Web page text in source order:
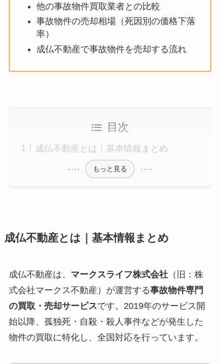
他の事故物件買取業者との比較
事故物件の売却相場（死因別の価格下落
率）
成仏不動産で事故物件を売却する流れ
目次
成仏不動産とは｜基本情報まとめ
もっと見る
成仏不動産とは｜基本情報まとめ
成仏不動産は、 マークスライフ株式会社（旧：株
式会社マークス不動産）が運営する事故物件専門
の買取・売却サービスです。2019年のサービス開
始以降、孤独死・自殺・殺人事件などが発生した
物件の買取に特化し、全国対応を行っています。